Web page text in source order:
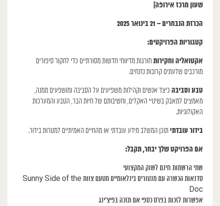
שעון מרכז אירופה]
הכרזת הנבחרים – 21 בינואר 2025
קטגוריות הפרויקטים:
אקטואליה וחקירותחורגות מדיווחי חדשות מסורתיים כדי לחקור סיפורים
מורכבים שלעתים קרובות נזנחים.
טבע וסביבה כיצד אנשים וקהילות משפיעים על הסביבה ומושפעים ממנה,
מאמצים למאבק בשינויי האקלים, וחשיבותם של חיות הבר, הטבע והמערכות
האקולוגיות.
בידור עובדתיתוכן המשלב מידע עובדתי או מהחיים האמיתיים למטרות בידור.
אם הפרויקט שלך יבחר, תקבל:
שתי הרשמות חינם לשוק המקצועי
סדנאות הכשרה עם מנטורים בינלאומיים מטעם צוות Sunny Side of the
Doc
אפשרות לזכות בפרס כספי אם תזכה בפיצ’ינג